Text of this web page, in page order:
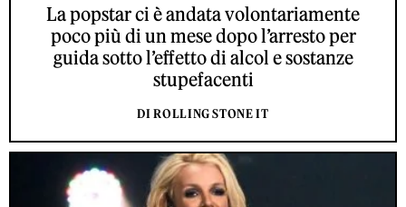
La popstar ci è andata volontariamente
poco più di un mese dopo l’arresto per
guida sotto l’effetto di alcol e sostanze
stupefacenti
DI ROLLING STONE IT